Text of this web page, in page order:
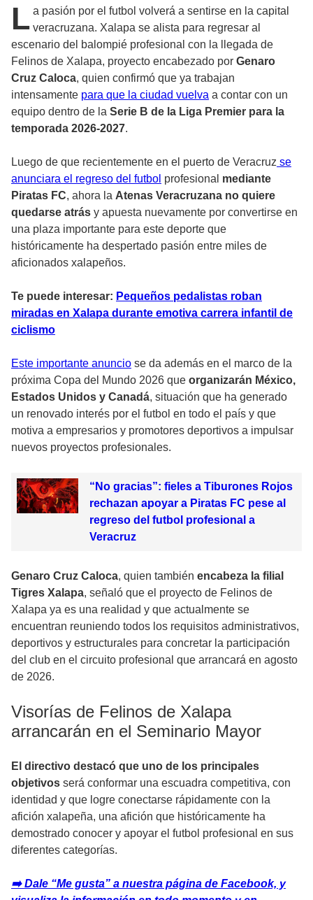
L a pasión por el futbol volverá a sentirse en la capital
veracruzana. Xalapa se alista para regresar al
escenario del balompié profesional con la llegada de
Felinos de Xalapa, proyecto encabezado por Genaro
Cruz Caloca, quien confirmó que ya trabajan
intensamente para que la ciudad vuelva a contar con un
equipo dentro de la Serie B de la Liga Premier para la
temporada 2026-2027.
Luego de que recientemente en el puerto de Veracruz se
anunciara el regreso del futbol profesional mediante
Piratas FC, ahora la Atenas Veracruzana no quiere
quedarse atrás y apuesta nuevamente por convertirse en
una plaza importante para este deporte que
históricamente ha despertado pasión entre miles de
aficionados xalapeños.
Te puede interesar: Pequeños pedalistas roban
miradas en Xalapa durante emotiva carrera infantil de
ciclismo
Este importante anuncio se da además en el marco de la
próxima Copa del Mundo 2026 que organizarán México,
Estados Unidos y Canadá, situación que ha generado
un renovado interés por el futbol en todo el país y que
motiva a empresarios y promotores deportivos a impulsar
nuevos proyectos profesionales.
“No gracias”: fieles a Tiburones Rojos
rechazan apoyar a Piratas FC pese al
regreso del futbol profesional a
Veracruz
Genaro Cruz Caloca, quien también encabeza la filial
Tigres Xalapa, señaló que el proyecto de Felinos de
Xalapa ya es una realidad y que actualmente se
encuentran reuniendo todos los requisitos administrativos,
deportivos y estructurales para concretar la participación
del club en el circuito profesional que arrancará en agosto
de 2026.
Visorías de Felinos de Xalapa
arrancarán en el Seminario Mayor
El directivo destacó que uno de los principales
objetivos será conformar una escuadra competitiva, con
identidad y que logre conectarse rápidamente con la
afición xalapeña, una afición que históricamente ha
demostrado conocer y apoyar el futbol profesional en sus
diferentes categorías.
➡️ Dale “Me gusta” a nuestra página de Facebook, y